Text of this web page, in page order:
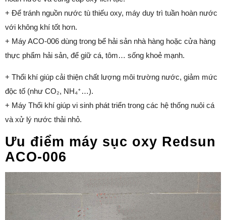
+ Để tránh nguồn nước tù thiếu oxy, máy duy trì tuần hoàn nước
với không khí tốt hơn.
+ Máy ACO-006 dùng trong bể hải sản nhà hàng hoặc cửa hàng
thực phẩm hải sản, để giữ cá, tôm… sống khoẻ mạnh.
+ Thổi khí giúp cải thiện chất lượng môi trường nước, giảm mức
độc tố (như CO₂, NH₄⁺…).
+ Máy Thổi khí giúp vi sinh phát triển trong các hệ thống nuôi cá
và xử lý nước thải nhỏ.
Ưu điểm máy sục oxy Redsun
ACO-006